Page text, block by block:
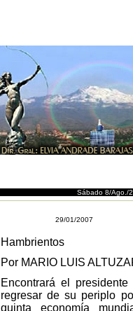
Sábado 8/Ago./
29/01/2007
Hambrientos
Por MARIO LUIS
Encontrará el
regresar de su periplo
quinta economía